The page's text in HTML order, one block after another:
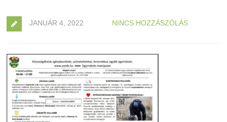
JANUÁR 4, 2022 NINCS HOZZÁSZÓLÁS